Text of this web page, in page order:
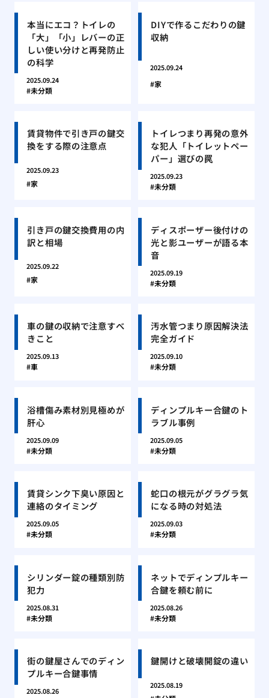
本当にエコ？トイレの
「大」「小」レバーの正
しい使い分けと再発防止
の科学
2025.09.24
未分類
DIYで作るこだわりの鍵
収納
2025.09.24
家
賃貸物件で引き戸の鍵交
換をする際の注意点
2025.09.23
家
トイレつまり再発の意外
な犯人「トイレットペー
パー」選びの罠
2025.09.23
未分類
引き戸の鍵交換費用の内
訳と相場
2025.09.22
家
ディスポーザー後付けの
光と影ユーザーが語る本
音
2025.09.19
未分類
車の鍵の収納で注意すべ
きこと
2025.09.13
車
汚水管つまり原因解決法
完全ガイド
2025.09.10
未分類
浴槽傷み素材別見極めが
肝心
2025.09.09
未分類
ディンプルキー合鍵のト
ラブル事例
2025.09.05
未分類
賃貸シンク下臭い原因と
連絡のタイミング
2025.09.05
未分類
蛇口の根元がグラグラ気
になる時の対処法
2025.09.03
未分類
シリンダー錠の種類別防
犯力
2025.08.31
未分類
ネットでディンプルキー
合鍵を頼む前に
2025.08.26
未分類
街の鍵屋さんでのディン
プルキー合鍵事情
2025.08.26
鍵開けと破壊開錠の違い
2025.08.19